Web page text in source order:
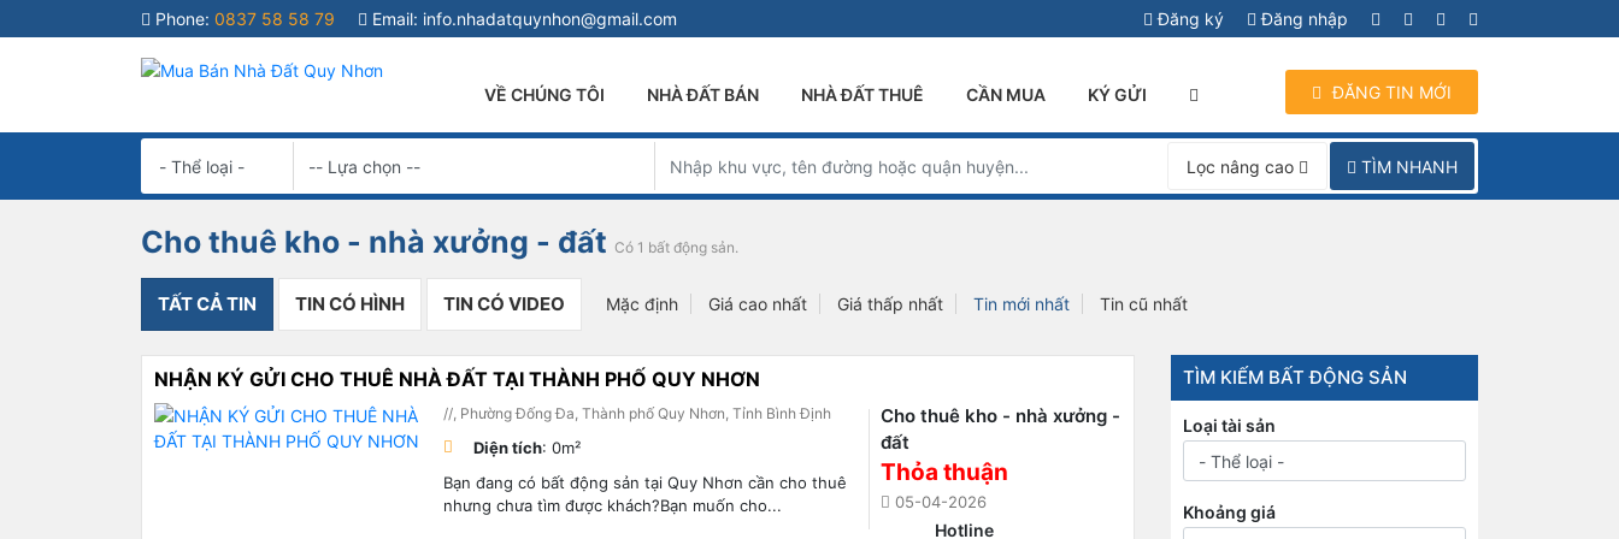
Phone: 0837 58 58 79 Email: info.nhadatquynhon@gmail.com Đăng ký Đăng nhập
VỀ CHÚNG TÔI NHÀ ĐẤT BÁN NHÀ ĐẤT THUÊ CẦN MUA KÝ GỬI ĐĂNG TIN MỚI
Lọc nâng cao TÌM NHANH
Cho thuê kho - nhà xưởng - đất Có 1 bất động sản.
TẤT CẢ TIN TIN CÓ HÌNH TIN CÓ VIDEO Mặc định Giá cao nhất Giá thấp nhất Tin mới nhất Tin cũ nhất
NHẬN KÝ GỬI CHO THUÊ NHÀ ĐẤT TẠI THÀNH PHỐ QUY NHƠN
//, Phường Đống Đa, Thành phố Quy Nhơn, Tỉnh Bình Định
Diện tích: 0m²
Bạn đang có bất động sản tại Quy Nhơn cần cho thuê
nhưng chưa tìm được khách?Bạn muốn cho...
Cho thuê kho - nhà xưởng -
đất
Thỏa thuận
05-04-2026
Hotline
TÌM KIẾM BẤT ĐỘNG SẢN
Loại tài sản
Khoảng giá